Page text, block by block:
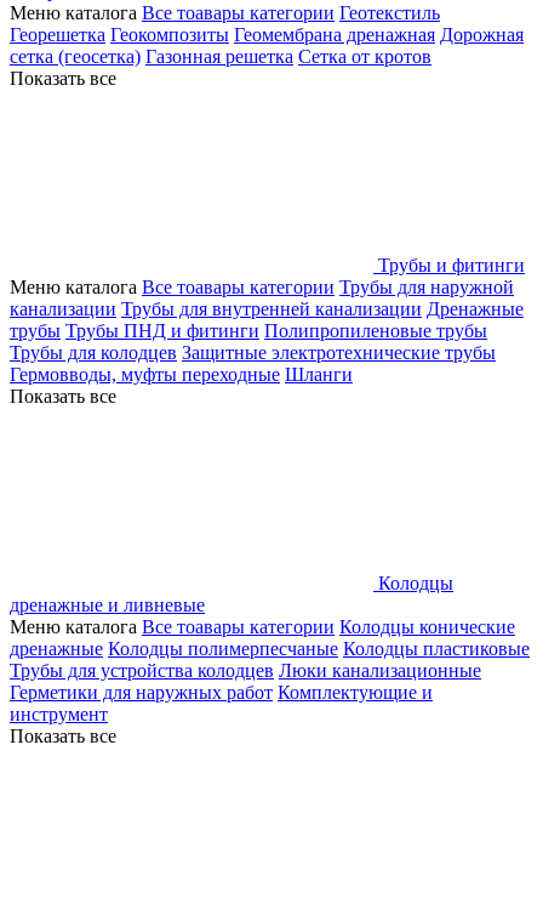
Меню каталога Все тоавары категории Геотекстиль
Георешетка Геокомпозиты Геомембрана дренажная Дорожная
сетка (геосетка) Газонная решетка Сетка от кротов
Показать все
Трубы и фитинги
Меню каталога Все тоавары категории Трубы для наружной
канализации Трубы для внутренней канализации Дренажные
трубы Трубы ПНД и фитинги Полипропиленовые трубы
Трубы для колодцев Защитные электротехнические трубы
Гермовводы, муфты переходные Шланги
Показать все
Колодцы
дренажные и ливневые
Меню каталога Все тоавары категории Колодцы конические
дренажные Колодцы полимерпесчаные Колодцы пластиковые
Трубы для устройства колодцев Люки канализационные
Герметики для наружных работ Комплектующие и
инструмент
Показать все